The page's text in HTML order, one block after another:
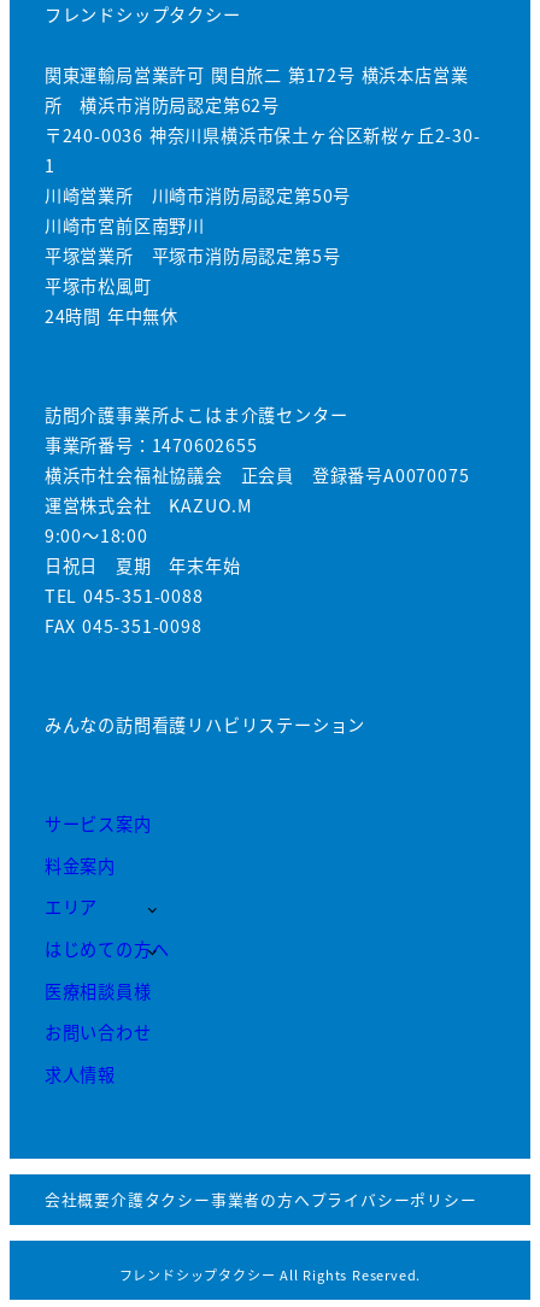
フレンドシップタクシー
関東運輸局営業許可 関自旅二 第172号 横浜本店営業
所 横浜市消防局認定第62号
〒240-0036 神奈川県横浜市保土ヶ谷区新桜ヶ丘2-30-
1
川崎営業所 川崎市消防局認定第50号
川崎市宮前区南野川
平塚営業所 平塚市消防局認定第5号
平塚市松風町
24時間 年中無休
訪問介護事業所よこはま介護センター
事業所番号：1470602655
横浜市社会福祉協議会 正会員 登録番号A0070075
運営株式会社 KAZUO.M
9:00～18:00
日祝日 夏期 年末年始
TEL 045-351-0088
FAX 045-351-0098
みんなの訪問看護リハビリステーション
サービス案内
料金案内
エリア
はじめての方へ
医療相談員様
お問い合わせ
求人情報
会社概要介護タクシー事業者の方へプライバシーポリシー
フレンドシップタクシー All Rights Reserved.